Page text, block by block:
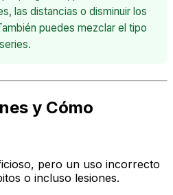
las distancias o disminuir los
puedes mezclar el tipo
y Cómo
pero un uso incorrecto
o incluso lesiones.